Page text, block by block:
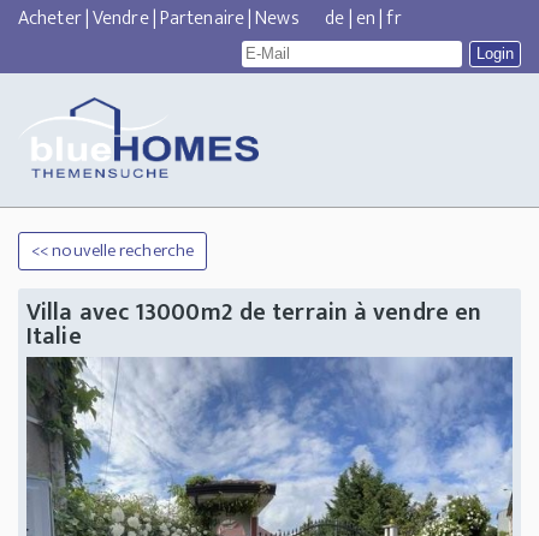
Acheter|Vendre|Partenaire|News de|en|fr
<< nouvelle recherche
Villa avec 13000m2 de terrain à vendre en
Italie